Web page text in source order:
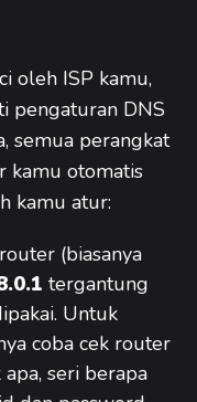
oleh ISP kamu,
pengaturan DNS
semua perangkat
kamu otomatis
kamu atur:
(biasanya
tergantung
Untuk
coba cek router
seri berapa